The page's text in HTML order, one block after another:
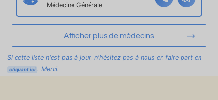
Médecine Générale
Afficher plus de médecins
Si cette liste n'est pas à jour, n'hésitez pas à nous en faire part en
cliquant ici . Merci.